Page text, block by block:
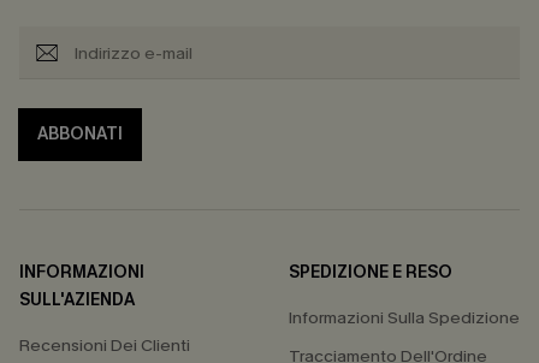
ABBONATI
INFORMAZIONI
SULL'AZIENDA
Recensioni Dei Clienti
SPEDIZIONE E RESO
Informazioni Sulla Spedizione
Tracciamento Dell'Ordine